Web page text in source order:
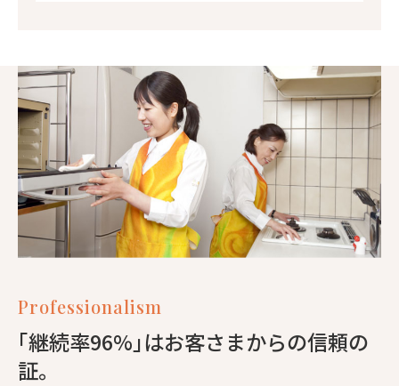
Professionalism
｢継続率96%｣はお客さまからの信頼の
証。